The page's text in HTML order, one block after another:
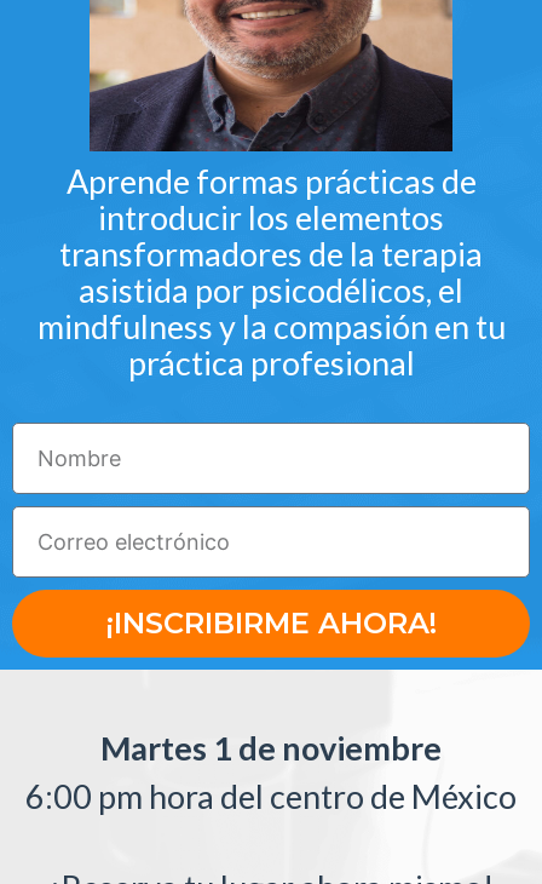
Aprende formas prácticas de
introducir los elementos
transformadores de la terapia
asistida por psicodélicos, el
mindfulness y la compasión en tu
práctica profesional
¡INSCRIBIRME AHORA!
Martes 1 de noviembre
6:00 pm hora del centro de México